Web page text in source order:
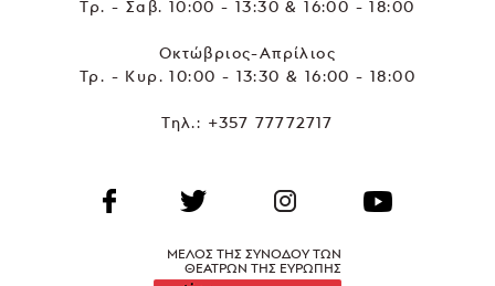
Τρ. - Σαβ. 10:00 - 13:30 & 16:00 - 18:00
Οκτώβριος-Απρίλιος
Τρ. - Κυρ. 10:00 - 13:30 & 16:00 - 18:00
Τηλ.: +357 77772717
ΜΕΛΟΣ ΤΗΣ ΣΥΝΟΔΟΥ ΤΩΝ
ΘΕΑΤΡΩΝ ΤΗΣ ΕΥΡΩΠΗΣ